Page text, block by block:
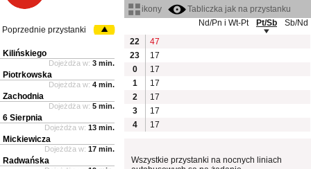
ikony
Tabliczka jak na przystanku
Nd/Pn i Wt-Pt
Pt/Sb
Sb/Nd
22
47
23
17
0
17
1
17
2
17
3
17
4
17
Wszystkie przystanki na nocnych liniach
Poprzednie przystanki
Kilińskiego
Dojeżdża w: 3 min.
Piotrkowska
Dojeżdża w: 4 min.
Zachodnia
Dojeżdża w: 5 min.
6 Sierpnia
Dojeżdża w: 13 min.
Mickiewicza
Dojeżdża w: 17 min.
Radwańska